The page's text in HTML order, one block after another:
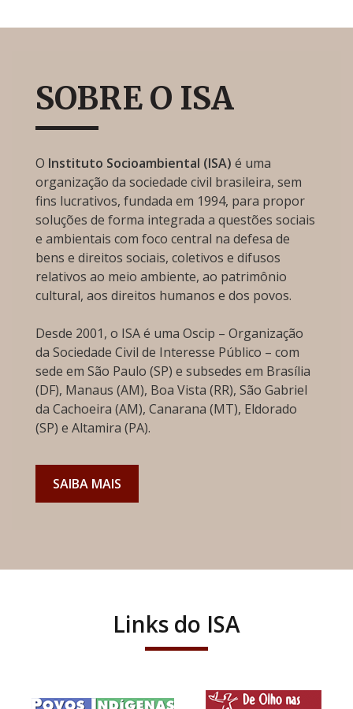
SOBRE O ISA
O Instituto Socioambiental (ISA) é uma
organização da sociedade civil brasileira, sem
fins lucrativos, fundada em 1994, para propor
soluções de forma integrada a questões sociais
e ambientais com foco central na defesa de
bens e direitos sociais, coletivos e difusos
relativos ao meio ambiente, ao patrimônio
cultural, aos direitos humanos e dos povos.
Desde 2001, o ISA é uma Oscip – Organização
da Sociedade Civil de Interesse Público – com
sede em São Paulo (SP) e subsedes em Brasília
(DF), Manaus (AM), Boa Vista (RR), São Gabriel
da Cachoeira (AM), Canarana (MT), Eldorado
(SP) e Altamira (PA).
SAIBA MAIS
Links do ISA